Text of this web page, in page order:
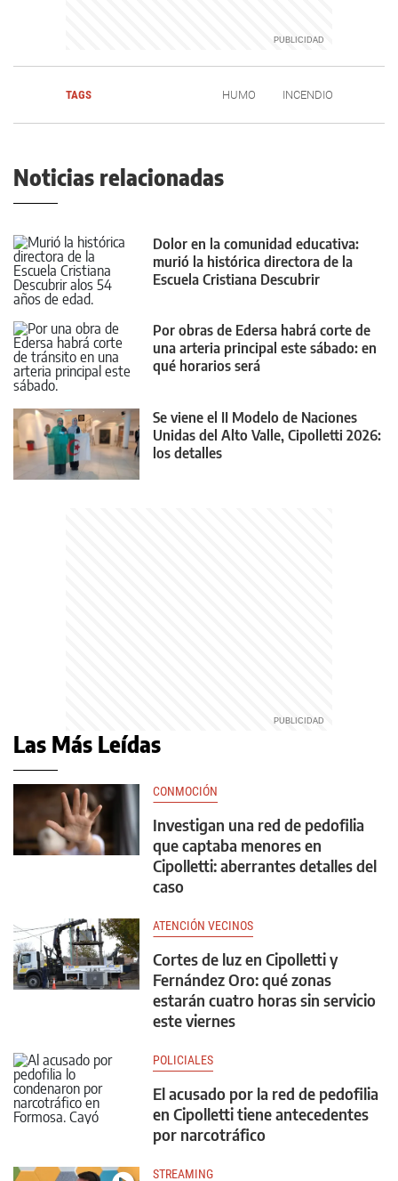
TAGS HUMO INCENDIO
Noticias relacionadas
Dolor en la comunidad educativa:
murió la histórica directora de la
Escuela Cristiana Descubrir
Por obras de Edersa habrá corte de
una arteria principal este sábado: en
qué horarios será
Se viene el II Modelo de Naciones
Unidas del Alto Valle, Cipolletti 2026:
los detalles
Las Más Leídas
CONMOCIÓN
Investigan una red de pedofilia
que captaba menores en
Cipolletti: aberrantes detalles del
caso
ATENCIÓN VECINOS
Cortes de luz en Cipolletti y
Fernández Oro: qué zonas
estarán cuatro horas sin servicio
este viernes
POLICIALES
El acusado por la red de pedofilia
en Cipolletti tiene antecedentes
por narcotráfico
STREAMING